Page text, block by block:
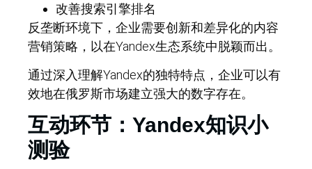
改善搜索引擎排名
反垄断环境下，企业需要创新和差异化的内容
营销策略，以在Yandex生态系统中脱颖而出。
通过深入理解Yandex的独特特点，企业可以有
效地在俄罗斯市场建立强大的数字存在。
互动环节：Yandex知识小
测验